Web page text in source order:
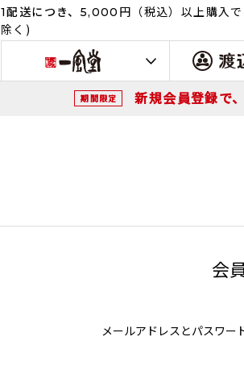
1配送につき、5,000 円（税込） 以上購入で
除く)
期間限定 新規会員登録で
会
メールアドレスとパスワー